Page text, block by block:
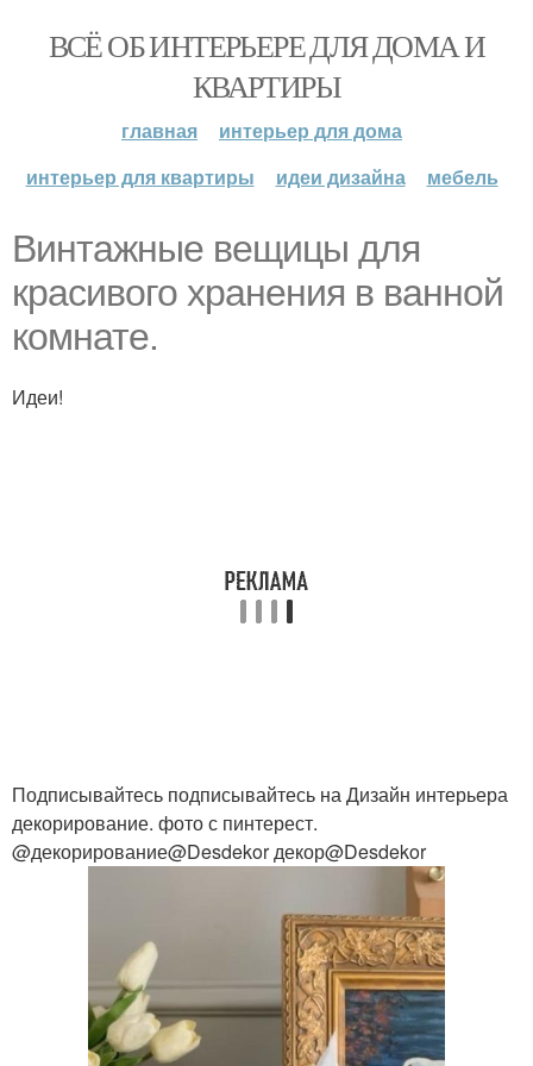
ВСЁ ОБ ИНТЕРЬЕРЕ ДЛЯ ДОМА И
КВАРТИРЫ
главная
интерьер для дома
интерьер для квартиры
идеи дизайна мебель
Винтажные вещицы для
красивого хранения в ванной
комнате.
Идеи!
Подписывайтесь подписывайтесь на Дизайн интерьера
декорирование. фото с пинтерест.
@декорирование@Desdekor декор@Desdekor